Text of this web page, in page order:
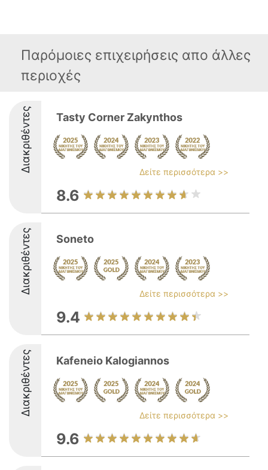
Παρόμοιες επιχειρήσεις απο άλλες
περιοχές
Διακριθέντες Tasty Corner Zakynthos
Δείτε περισσότερα >>
8.6
Διακριθέντες Soneto
Δείτε περισσότερα >>
9.4
Διακριθέντες Kafeneio Kalogiannos
Δείτε περισσότερα >>
9.6